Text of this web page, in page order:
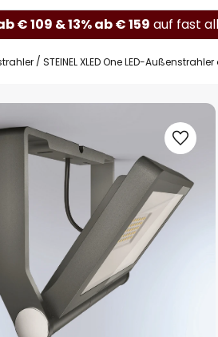
€ 109 & 13% ab € 159 auf fast
STEINEL XLED One LED-